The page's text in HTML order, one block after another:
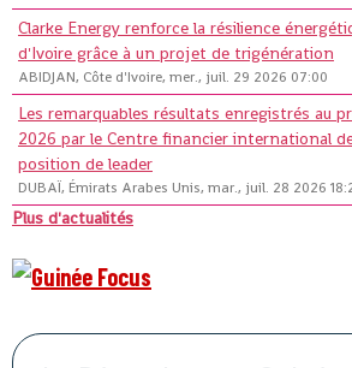
Clarke Energy renforce la résilience
d'Ivoire grâce à un projet de trigénération
ABIDJAN, Côte d'Ivoire, mer., juil. 29 2026 07:00
Les remarquables résultats enregistrés au
2026 par le Centre financier international
position de leader
DUBAÏ, Émirats Arabes Unis, mar., juil. 28 2026
Plus d'actualités